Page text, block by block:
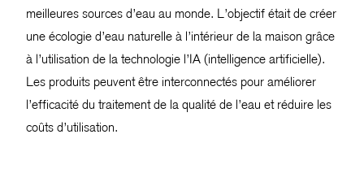
meilleures sources d’eau au monde. L’objectif était de créer
une écologie d’eau naturelle à l’intérieur de la maison grâce
à l’utilisation de la technologie l’IA (intelligence artificielle).
Les produits peuvent être interconnectés pour améliorer
l’efficacité du traitement de la qualité de l’eau et réduire les
coûts d’utilisation.